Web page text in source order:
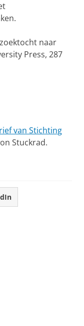
naar
Press, 287
van Stichting
Stuckrad.